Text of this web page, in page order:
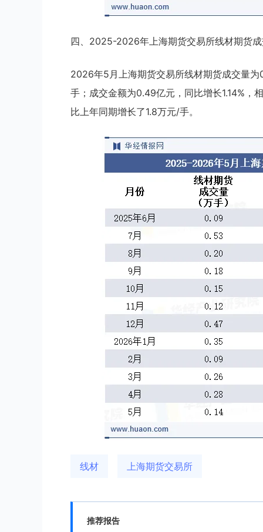
四、2025-2026年上海期货交易所线材期货
2026年5月上海期货交易所线材期货成交量
手；成交金额为0.49亿元，同比增长1.14%，
比上年同期增长了1.8万元/手。
线材 上海期货交易所
推荐报告